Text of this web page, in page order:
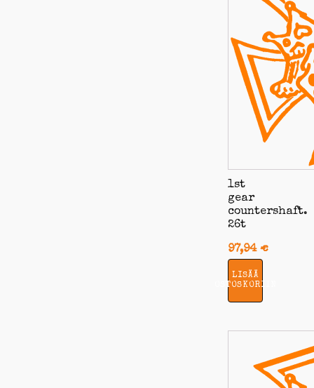
1st
gear
countershaft.
26t
97,94 €
LISÄÄ
OSTOSKORIIN